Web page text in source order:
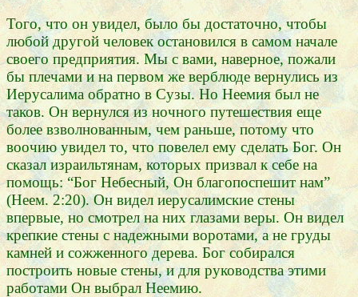
Того, что он увидел, было бы достаточно, чтобы
любой другой человек остановился в самом начале
своего предприятия. Мы с вами, наверное, пожали
бы плечами и на первом же верблюде вернулись из
Иерусалима обратно в Сузы. Но Неемия был не
таков. Он вернулся из ночного путешествия еще
более взволнованным, чем раньше, потому что
воочию увидел то, что повелел ему сделать Бог. Он
сказал израильтянам, которых призвал к себе на
помощь: “Бог Небесный, Он благопоспешит нам”
(Неем. 2:20). Он видел иерусалимские стены
впервые, но смотрел на них глазами веры. Он видел
крепкие стены с надежными воротами, а не груды
камней и сожженного дерева. Бог собирался
построить новые стены, и для руководства этими
работами Он выбрал Неемию.